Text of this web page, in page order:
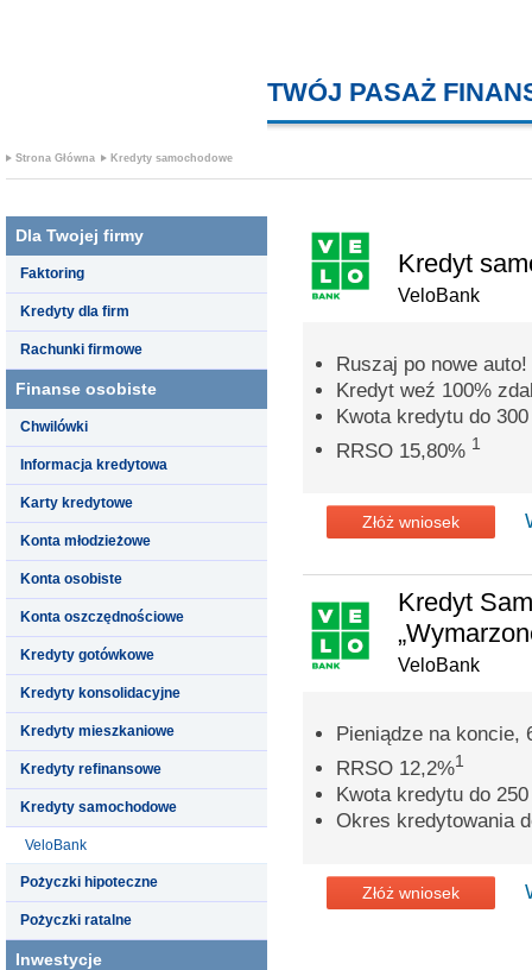
TWÓJ PASAŻ
Strona Główna Kredyty samochodowe
Dla Twojej firmy
Faktoring
Kredyty dla firm
Rachunki firmowe
Finanse osobiste
Chwilówki
Informacja kredytowa
Karty kredytowe
Konta młodzieżowe
Konta osobiste
Konta oszczędnościowe
Kredyty gotówkowe
Kredyty konsolidacyjne
Kredyty mieszkaniowe
Kredyty refinansowe
Kredyty samochodowe
VeloBank
Pożyczki hipoteczne
Pożyczki ratalne
Inwestycje
Kredyt
VeloBank
Ruszaj po nowe auto!
Kredyt weź 100%
Kwota kredytu do 300
RRSO 15,80% 1
Złóż wniosek
Kredyt
VeloBank
Pieniądze na koncie,
RRSO 12,2%1
Kwota kredytu do 250
Okres kredytowania
Złóż wniosek